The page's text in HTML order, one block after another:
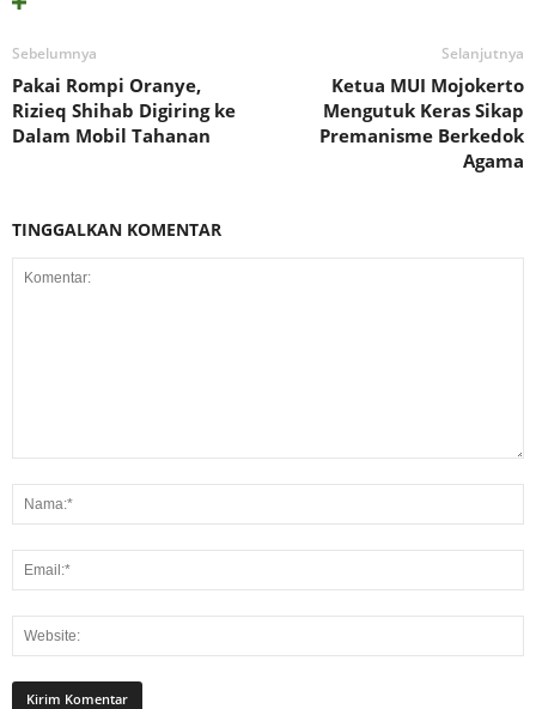
Sebelumnya
Pakai Rompi Oranye,
Rizieq Shihab Digiring ke
Dalam Mobil Tahanan
Selanjutnya
Ketua MUI Mojokerto
Mengutuk Keras Sikap
Premanisme Berkedok
Agama
TINGGALKAN KOMENTAR